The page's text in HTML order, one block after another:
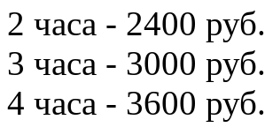
2 часа - 2400 руб.
3 часа - 3000 руб.
4 часа - 3600 руб.